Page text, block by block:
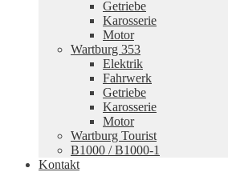
Getriebe
Karosserie
Motor
Wartburg 353
Elektrik
Fahrwerk
Getriebe
Karosserie
Motor
Wartburg Tourist
B1000 / B1000-1
Kontakt